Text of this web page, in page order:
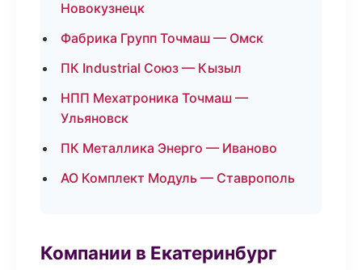
Новокузнецк
Фабрика Групп Точмаш — Омск
ПК Industrial Союз — Кызыл
НПП Мехатроника Точмаш —
Ульяновск
ПК Металлика Энерго — Иваново
АО Комплект Модуль — Ставрополь
Компании в Екатеринбург